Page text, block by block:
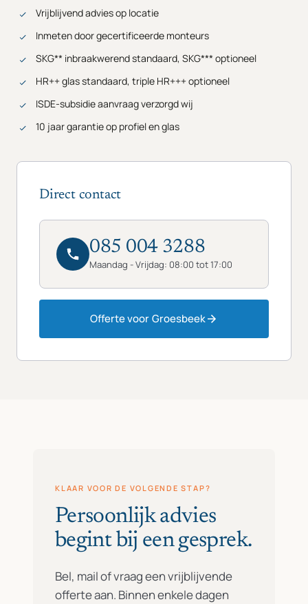
Vrijblijvend advies op locatie
Inmeten door gecertificeerde monteurs
SKG** inbraakwerend standaard, SKG*** optioneel
HR++ glas standaard, triple HR+++ optioneel
ISDE-subsidie aanvraag verzorgd wij
10 jaar garantie op profiel en glas
Direct contact
085 004 3288
Maandag - Vrijdag: 08:00 tot 17:00
Offerte voor Groesbeek
KLAAR VOOR DE VOLGENDE STAP?
Persoonlijk advies
begint bij een gesprek.
Bel, mail of vraag een vrijblijvende
offerte aan. Binnen enkele dagen